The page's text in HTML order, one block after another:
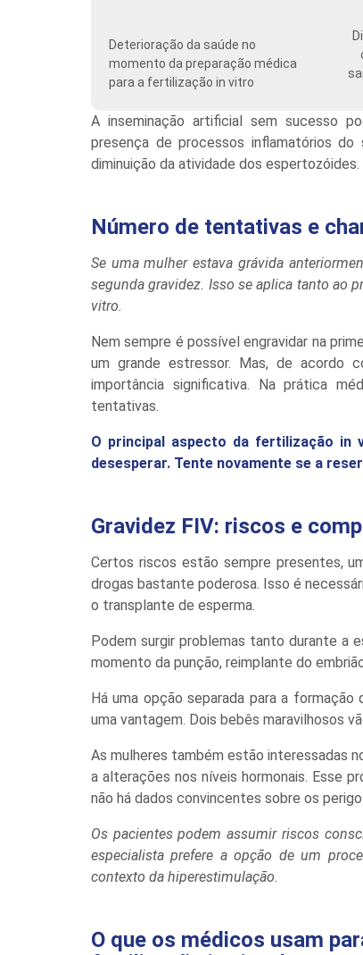
Deterioração da saúde no
momento da preparação médica
para a fertilização in vitro
A inseminação artificial sem sucesso
presença de processos inflamatórios do
diminuição da atividade dos espertozóides.
Número de tentativas e
Se uma mulher estava grávida
segunda gravidez. Isso se aplica tanto ao
vitro.
Nem sempre é possível engravidar na
um grande estressor. Mas, de acordo
importância significativa. Na prática
tentativas.
O principal aspecto da fertilização in
desesperar. Tente novamente se a
Gravidez FIV: riscos e
Certos riscos estão sempre presentes,
drogas bastante poderosa. Isso é
o transplante de esperma.
Podem surgir problemas tanto durante a
momento da punção, reimplante do
Há uma opção separada para a
uma vantagem. Dois bebês maravilhosos
As mulheres também estão interessadas
a alterações nos níveis hormonais. Esse
não há dados convincentes sobre os
Os pacientes podem assumir riscos
especialista prefere a opção de um
contexto da hiperestimulação.
O que os médicos usam